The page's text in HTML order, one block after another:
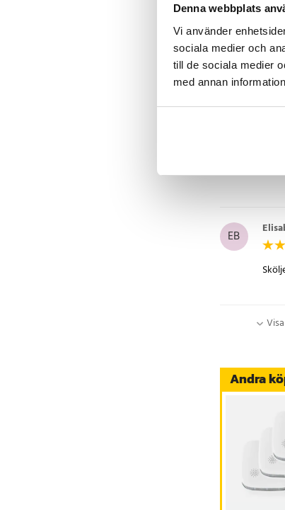
Denna webbplats
Vi använder
sociala medier och
till de sociala medier
med annan
M Majd
EB
Andra